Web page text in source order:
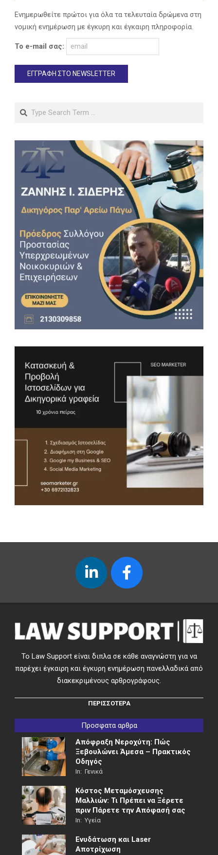
Ενημερωθείτε πρώτοι για όλα τα τελευταία δρώμενα στη
νομική ενημέρωση με έγκυρη και έγκαιρη πληροφορία.
Το e-mail σας:
Search
Το Law Support είναι διπλα σε κάθε αναγνώστη για να
παρέχει έγκαιρη και έγκυρη ενημέρωση πανελλαδικά από
διακεκριμένους αρθρογράφους.
ΠΕΡΙΣΣΟΤΕΡΑ
Προσφατα αρθρα
Απόφραξη Νεροχύτη: Πώς
Ξεβουλώνει Άμεσα – Πρακτικός
Οδηγός
In: Γενικά
Κόστος Μεταμόσχευσης
Μαλλιών: Τι Πρέπει να Ξέρετε
πριν Πάρετε την Απόφασή σας
In: Υγεία
Ενυδάτωση και Laser
Αποτρίχωση